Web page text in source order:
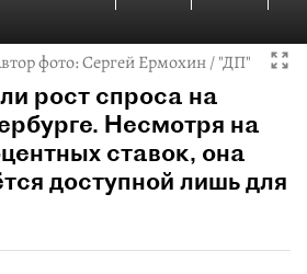
фото:Сергей Ермохин / "ДП"
рост спроса на
Несмотря на
ставок, она
доступной лишь для